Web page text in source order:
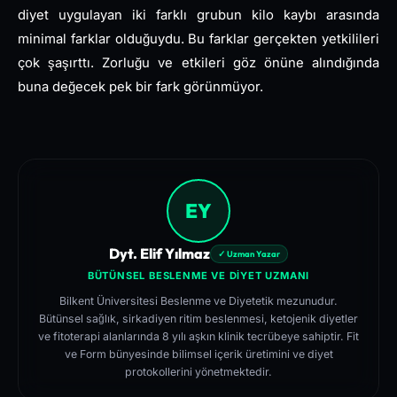
diyet uygulayan iki farklı grubun kilo kaybı arasında
minimal farklar olduğuydu. Bu farklar gerçekten yetkilileri
çok şaşırttı. Zorluğu ve etkileri göz önüne alındığında
buna değecek pek bir fark görünmüyor.
EY
Dyt. Elif Yılmaz ✓ Uzman Yazar
BÜTÜNSEL BESLENME VE DIYET UZMANI
Bilkent Üniversitesi Beslenme ve Diyetetik mezunudur.
Bütünsel sağlık, sirkadiyen ritim beslenmesi, ketojenik diyetler
ve fitoterapi alanlarında 8 yılı aşkın klinik tecrübeye sahiptir. Fit
ve Form bünyesinde bilimsel içerik üretimini ve diyet
protokollerini yönetmektedir.